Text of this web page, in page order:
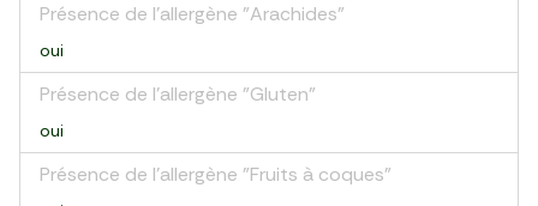
Présence de l'allergène "Arachides"
oui
Présence de l'allergène "Gluten"
oui
Présence de l'allergène "Fruits à coques"